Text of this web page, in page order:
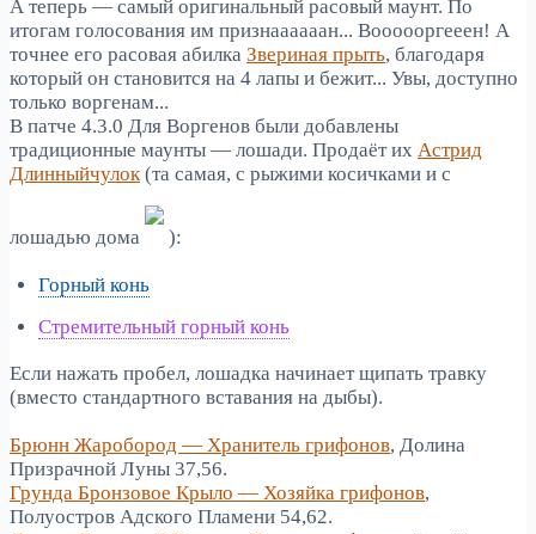
А теперь — самый оригинальный расовый маунт. По
итогам голосования им признаааааан... Воооооргееен! А
точнее его расовая абилка Звериная прыть, благодаря
который он становится на 4 лапы и бежит... Увы, доступно
только воргенам...
В патче 4.3.0 Для Воргенов были добавлены
традиционные маунты — лошади. Продаёт их Астрид
Длинныйчулок (та самая, с рыжими косичками и с
лошадью дома ):
Горный конь
Стремительный горный конь
Если нажать пробел, лошадка начинает щипать травку
(вместо стандартного вставания на дыбы).
Брюнн Жаробород — Хранитель грифонов, Долина
Призрачной Луны 37,56.
Грунда Бронзовое Крыло — Хозяйка грифонов,
Полуостров Адского Пламени 54,62.